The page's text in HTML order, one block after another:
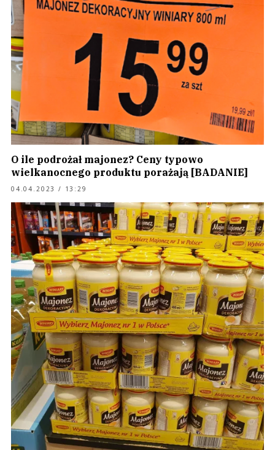
O ile podrożał majonez? Ceny typowo
wielkanocnego produktu porażają [BADANIE]
04.04.2023 / 13:29